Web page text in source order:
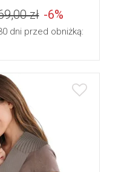
zł -6%
dni przed obniżką: